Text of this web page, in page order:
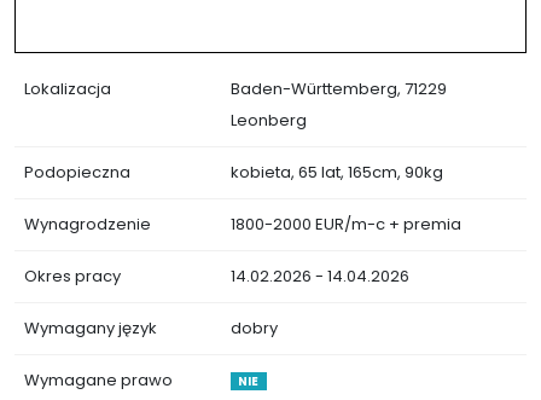
Lokalizacja
Baden-Württemberg, 71229
Leonberg
Podopieczna kobieta, 65 lat, 165cm, 90kg
Wynagrodzenie 1800-2000 EUR/m-c + premia
Okres pracy 14.02.2026 - 14.04.2026
Wymagany język dobry
Wymagane prawo
NIE